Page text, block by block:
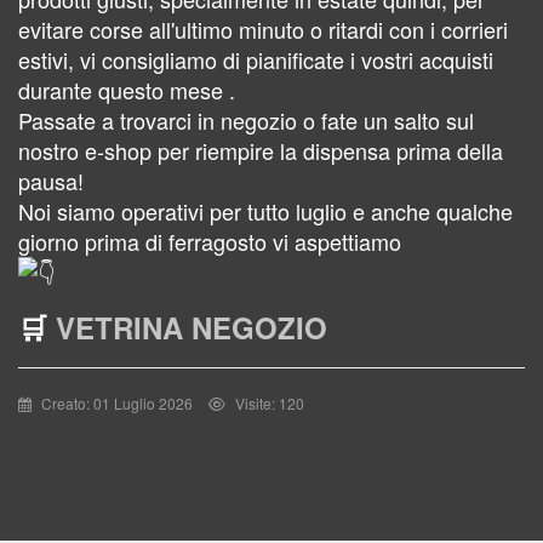
evitare corse all'ultimo minuto o ritardi con i corrieri
estivi, vi consigliamo di pianificate i vostri acquisti
durante questo mese .
Passate a trovarci in negozio o fate un salto sul
nostro e-shop per riempire la dispensa prima della
pausa!
Noi siamo operativi per tutto luglio e anche qualche
giorno prima di ferragosto vi aspettiamo
🛒 VETRINA NEGOZIO
Creato: 01 Luglio 2026 Visite: 120